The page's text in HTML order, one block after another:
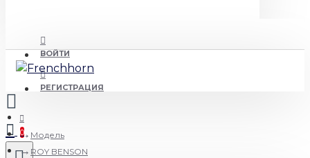
ВОЙТИ
РЕГИСТРАЦИЯ
0
Модель
ROY BENSON